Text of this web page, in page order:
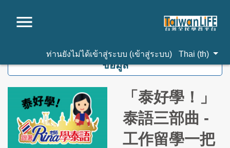
ท่านยังไม่ได้เข้าสู่ระบบ (เข้าสู่ระบบ) Thai ‎(th)‎
ข้อมูล
「泰好學！」
泰語三部曲 -
工作留學一把